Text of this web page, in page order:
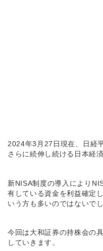
2024年3月27日現在、日経
さらに続伸し続ける日本経済
新NISA制度の導入により
有している資金を利益確定
いう方も多いのではないでし
今回は大和証券の持株会の
していきます。